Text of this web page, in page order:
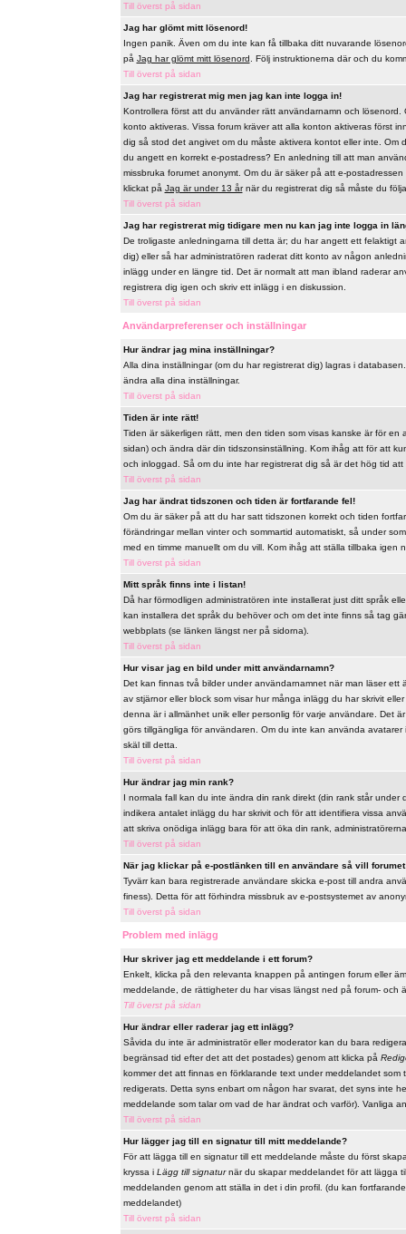
Till överst på sidan
Jag har glömt mitt lösenord!
Ingen panik. Även om du inte kan få tillbaka ditt nuvarande
på Jag har glömt mitt lösenord . Följ instruktionerna där och du
Till överst på sidan
Jag har registrerat mig men jag kan inte logga in!
Kontrollera först att du använder rätt användarnamn och
konto aktiveras. Vissa forum kräver att alla konton aktiveras först
dig så stod det angivet om du måste aktivera kontot eller inte.
du angett en korrekt e-postadress? En anledning till att man
missbruka forumet anonymt. Om du är säker på att e-
klickat på Jag är under 13 årnär du registrerat dig så måste du
Till överst på sidan
Jag har registrerat mig tidigare men nu kan jag inte logga in
De troligaste anledningarna till detta är; du har angett ett felaktigt
dig) eller så har administratören raderat ditt konto av någon
inlägg under en längre tid. Det är normalt att man ibland raderar
registrera dig igen och skriv ett inlägg i en diskussion.
Till överst på sidan
Användarpreferenser och inställningar
Hur ändrar jag mina inställningar?
Alla dina inställningar (om du har registrerat dig) lagras i
ändra alla dina inställningar.
Till överst på sidan
Tiden är inte rätt!
Tiden är säkerligen rätt, men den tiden som visas kanske är för
sidan) och ändra där din tidszonsinställning. Kom ihåg att för att
och inloggad. Så om du inte har registrerat dig så är det hög tid
Till överst på sidan
Jag har ändrat tidszonen och tiden är fortfarande fel!
Om du är säker på att du har satt tidszonen korrekt och tiden
förändringar mellan vinter och sommartid automatiskt, så under
med en timme manuellt om du vill. Kom ihåg att ställa tillbaka igen
Till överst på sidan
Mitt språk finns inte i listan!
Då har förmodligen administratören inte installerat just ditt språk
kan installera det språk du behöver och om det inte finns så tag
webbplats (se länken längst ner på sidorna).
Till överst på sidan
Hur visar jag en bild under mitt användarnamn?
Det kan finnas två bilder under användarnamnet när man läser
av stjärnor eller block som visar hur många inlägg du har skrivit
denna är i allmänhet unik eller personlig för varje användare. Det
görs tillgängliga för användaren. Om du inte kan använda
skäl till detta.
Till överst på sidan
Hur ändrar jag min rank?
I normala fall kan du inte ändra din rank direkt (din rank står
indikera antalet inlägg du har skrivit och för att identifiera vissa
att skriva onödiga inlägg bara för att öka din rank,
Till överst på sidan
När jag klickar på e-postlänken till en användare så vill
Tyvärr kan bara registrerade användare skicka e-post till andra
finess). Detta för att förhindra missbruk av e-postsystemet av
Till överst på sidan
Problem med inlägg
Hur skriver jag ett meddelande i ett forum?
Enkelt, klicka på den relevanta knappen på antingen forum eller
meddelande, de rättigheter du har visas längst ned på forum- och
Till överst på sidan
Hur ändrar eller raderar jag ett inlägg?
Såvida du inte är administratör eller moderator kan du bara
begränsad tid efter det att det postades) genom att klicka på
kommer det att finnas en förklarande text under meddelandet
redigerats. Detta syns enbart om någon har svarat, det syns inte
meddelande som talar om vad de har ändrat och varför). Vanliga
Till överst på sidan
Hur lägger jag till en signatur till mitt meddelande?
För att lägga till en signatur till ett meddelande måste du först
kryssa i Lägg till signaturnär du skapar meddelandet för att lägga
meddelanden genom att ställa in det i din profil. (du kan
meddelandet)
Till överst på sidan